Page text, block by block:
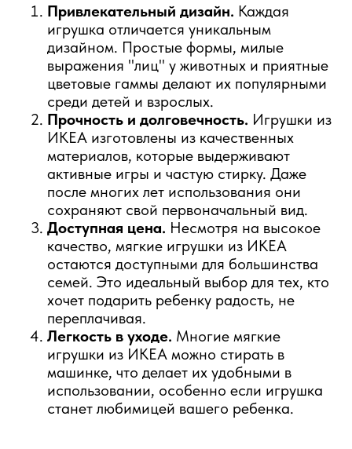
Привлекательный дизайн. Каждая
игрушка отличается уникальным
дизайном. Простые формы, милые
выражения "лиц" у животных и приятные
цветовые гаммы делают их популярными
среди детей и взрослых.
Прочность и долговечность. Игрушки из
ИКЕА изготовлены из качественных
материалов, которые выдерживают
активные игры и частую стирку. Даже
после многих лет использования они
сохраняют свой первоначальный вид.
Доступная цена. Несмотря на высокое
качество, мягкие игрушки из ИКЕА
остаются доступными для большинства
семей. Это идеальный выбор для тех, кто
хочет подарить ребенку радость, не
переплачивая.
Легкость в уходе. Многие мягкие
игрушки из ИКЕА можно стирать в
машинке, что делает их удобными в
использовании, особенно если игрушка
станет любимицей вашего ребенка.